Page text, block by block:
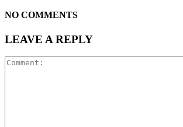
NO COMMENTS
LEAVE A REPLY